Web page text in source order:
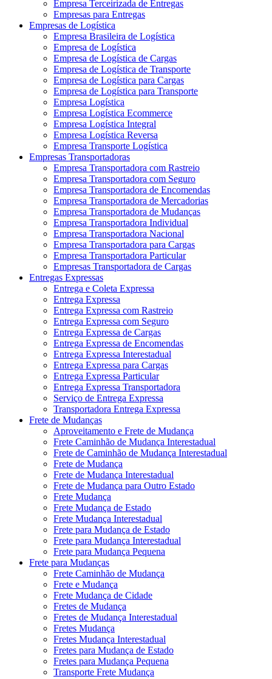
Empresa Terceirizada de Entregas
Empresas para Entregas
Empresas de Logística
Empresa Brasileira de Logística
Empresa de Logística
Empresa de Logística de Cargas
Empresa de Logística de Transporte
Empresa de Logística para Cargas
Empresa de Logística para Transporte
Empresa Logística
Empresa Logística Ecommerce
Empresa Logística Integral
Empresa Logística Reversa
Empresa Transporte Logística
Empresas Transportadoras
Empresa Transportadora com Rastreio
Empresa Transportadora com Seguro
Empresa Transportadora de Encomendas
Empresa Transportadora de Mercadorias
Empresa Transportadora de Mudanças
Empresa Transportadora Individual
Empresa Transportadora Nacional
Empresa Transportadora para Cargas
Empresa Transportadora Particular
Empresas Transportadora de Cargas
Entregas Expressas
Entrega e Coleta Expressa
Entrega Expressa
Entrega Expressa com Rastreio
Entrega Expressa com Seguro
Entrega Expressa de Cargas
Entrega Expressa de Encomendas
Entrega Expressa Interestadual
Entrega Expressa para Cargas
Entrega Expressa Particular
Entrega Expressa Transportadora
Serviço de Entrega Expressa
Transportadora Entrega Expressa
Frete de Mudanças
Aproveitamento e Frete de Mudança
Frete Caminhão de Mudança Interestadual
Frete de Caminhão de Mudança Interestadual
Frete de Mudança
Frete de Mudança Interestadual
Frete de Mudança para Outro Estado
Frete Mudança
Frete Mudança de Estado
Frete Mudança Interestadual
Frete para Mudança de Estado
Frete para Mudança Interestadual
Frete para Mudança Pequena
Frete para Mudanças
Frete Caminhão de Mudança
Frete e Mudança
Frete Mudança de Cidade
Fretes de Mudança
Fretes de Mudança Interestadual
Fretes Mudança
Fretes Mudança Interestadual
Fretes para Mudança de Estado
Fretes para Mudança Pequena
Transporte Frete Mudança